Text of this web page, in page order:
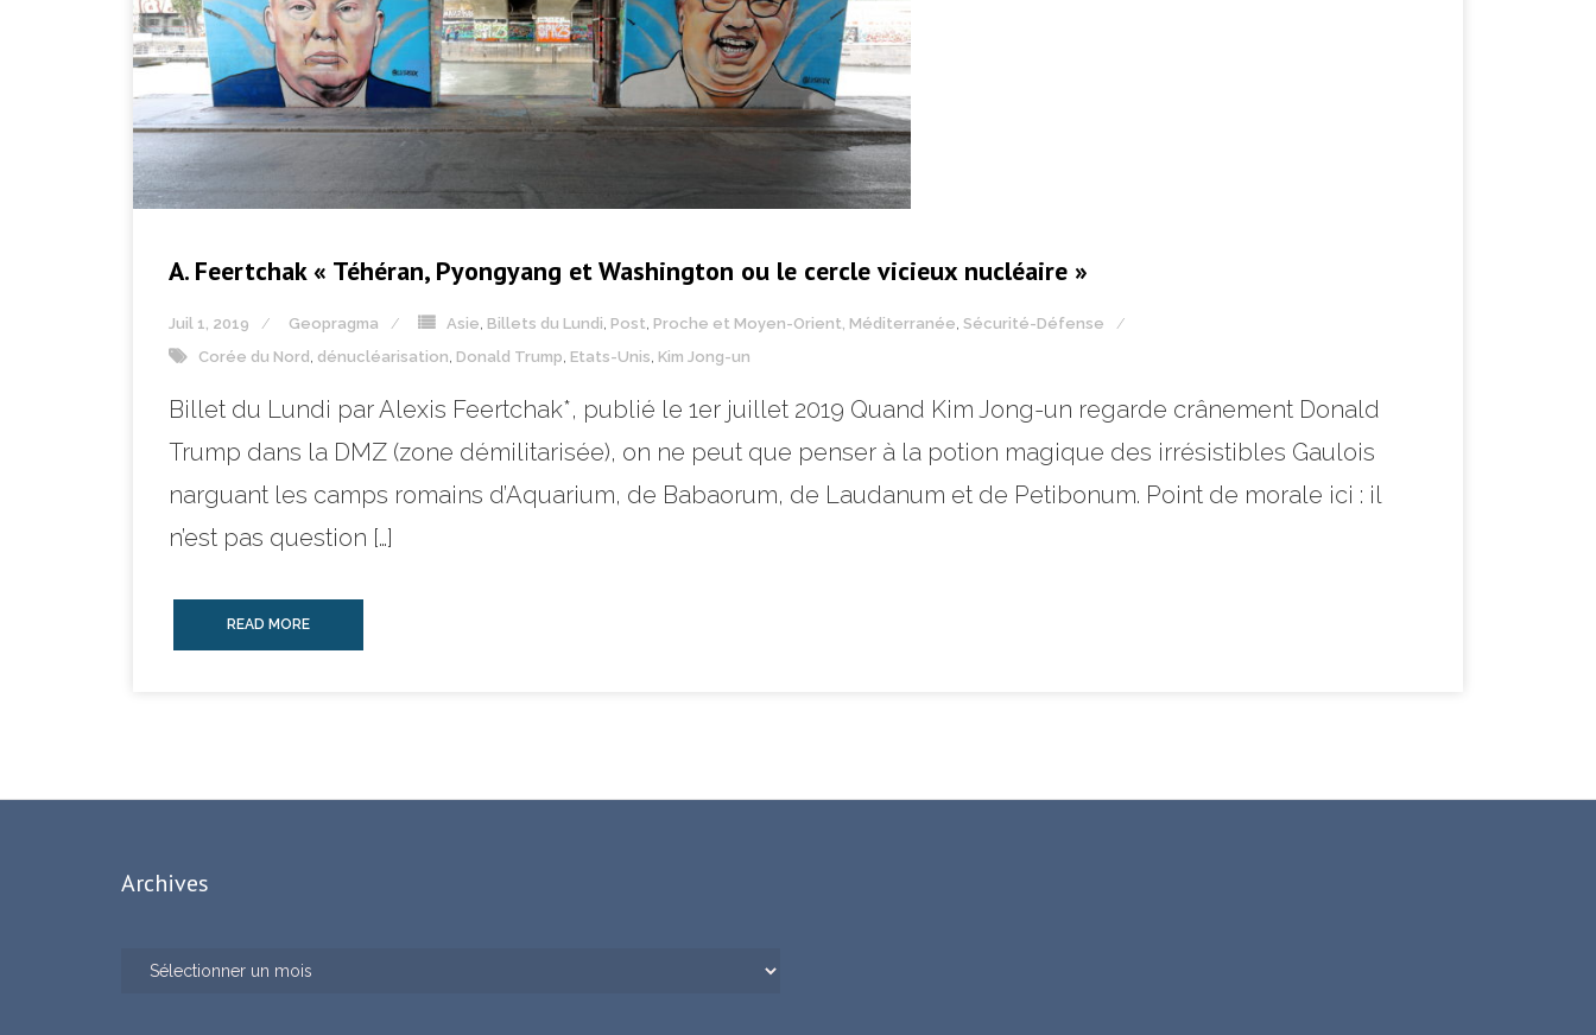
A. Feertchak « Téhéran, Pyongyang et Washington ou le cercle vicieux nucléaire »
Juil 1, 2019 Geopragma Asie, Billets du Lundi, Post, Proche et Moyen-Orient, Méditerranée, Sécurité-Défense
Corée du Nord , dénucléarisation, Donald Trump, Etats-Unis, Kim Jong-un
Billet du Lundi par Alexis Feertchak*, publié le 1er juillet 2019 Quand Kim Jong-un regarde crânement Donald
Trump dans la DMZ (zone démilitarisée), on ne peut que penser à la potion magique des irrésistibles Gaulois
narguant les camps romains d’Aquarium, de Babaorum, de Laudanum et de Petibonum. Point de morale ici : il
n’est pas question […]
READ MORE
Archives